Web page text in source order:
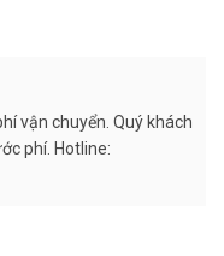
vận chuyển. Quý khách
phí. Hotline: